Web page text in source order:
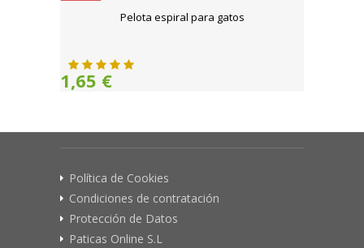
Pelota espiral para gatos
1,65 €
Política de Cookies
Condiciones de contratación
Protección de Datos
Paticas Online S.L